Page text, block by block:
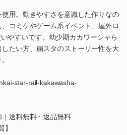
用。動きやすさを意識した作りなの
コミケやゲーム系イベント、屋外ロ
やすいです。幼少期カカワーシャら
たい方、崩スタのストーリー性を大
star-rail-kakawasha-
送料無料・返品無料
】